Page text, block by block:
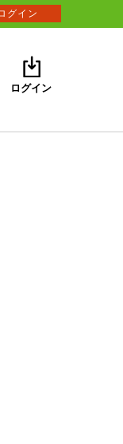
ログイン
グイン